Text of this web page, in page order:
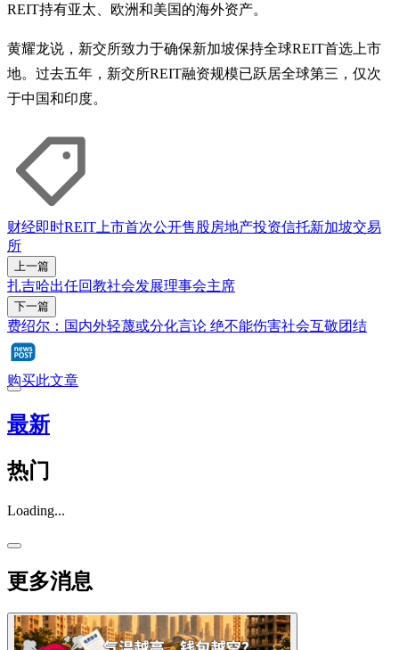
REIT持有亚太、欧洲和美国的海外资产。
黄耀龙说，新交所致力于确保新加坡保持全球REIT首选上市
地。过去五年，新交所REIT融资规模已跃居全球第三，仅次
于中国和印度。
财经即时REIT 上市首次公开售股房地产投资信托新加坡交易
所
上一篇
扎吉哈出任回教社会发展理事会主席
下一篇
费绍尔：国内外轻蔑或分化言论 绝不能伤害社会互敬团结
购买此文章
最新
热门
Loading...
更多消息